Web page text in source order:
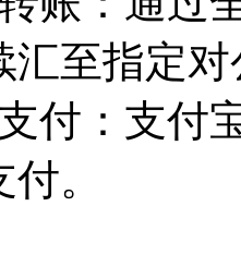
汇至指定
支付：支
。